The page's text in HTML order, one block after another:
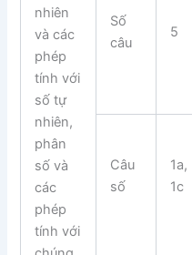
nhiên
và các
phép
tính với
số tự
nhiên,
phân
số và
các
phép
tính với
Số
câu
5
Câu
số
1a,
1c